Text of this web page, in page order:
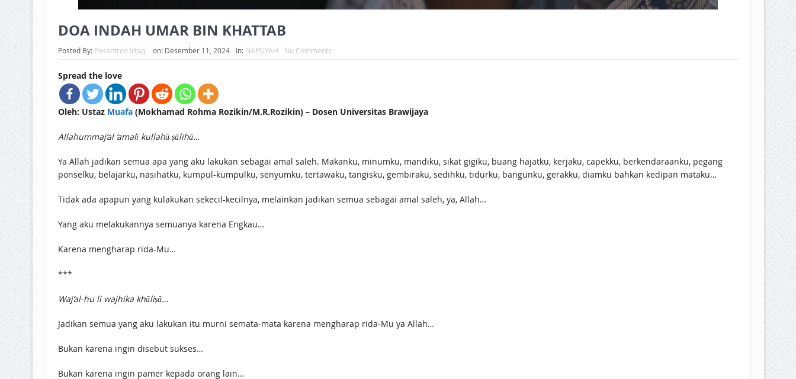
DOA INDAH UMAR BIN KHATTAB
Posted By: Pesantren Irtaqi on: Desember 11, 2024 In: NAFSIYAH No Comments
Spread the love
Oleh: Ustaz Muafa(Mokhamad Rohma Rozikin/M.R.Rozikin) – Dosen Universitas Brawijaya
Allahummaj’al ‘amalī kullahū ṣālihā…
Ya Allah jadikan semua apa yang aku lakukan sebagai amal saleh. Makanku, minumku, mandiku, sikat gigiku, buang hajatku, kerjaku, capekku, berkendaraanku, pegang
ponselku, belajarku, nasihatku, kumpul-kumpulku, senyumku, tertawaku, tangisku, gembiraku, sedihku, tidurku, bangunku, gerakku, diamku bahkan kedipan mataku…
Tidak ada apapun yang kulakukan sekecil-kecilnya, melainkan jadikan semua sebagai amal saleh, ya, Allah…
Yang aku melakukannya semuanya karena Engkau…
Karena mengharap rida-Mu…
***
Waj’al-hu li wajhika khāliṣā…
Jadikan semua yang aku lakukan itu murni semata-mata karena mengharap rida-Mu ya Allah…
Bukan karena ingin disebut sukses…
Bukan karena ingin pamer kepada orang lain…